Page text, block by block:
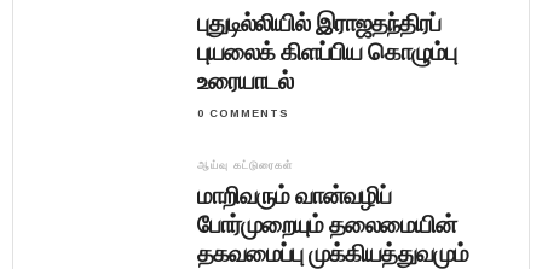
புதுடில்லியில் இராஜதந்திரப்
புயலைக் கிளப்பிய கொழும்பு
உரையாடல்
0 COMMENTS
ஆய்வு கட்டுரைகள்
மாறிவரும் வான்வழிப்
போர்முறையும் தலைமையின்
தகவமைப்பு முக்கியத்துவமும்